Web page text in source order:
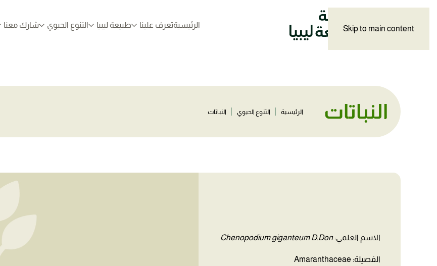
Skip to main content الرئيسيةتعرف علينا طبيعة ليبيا التنوع الحيوي شارك معنا
النباتات الرئيسية التنوع الحيوي النباتات
الاسم العلمي:Chenopodium giganteum D.Don
الفصيلة: Amaranthaceae